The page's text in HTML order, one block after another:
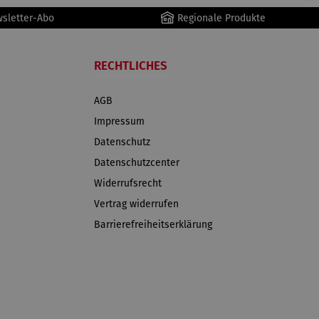
Abo Regionale Produkte
RECHTLICHES
AGB
Impressum
Datenschutz
Datenschutzcenter
Widerrufsrecht
Vertrag widerrufen
Barrierefreiheitserklärung